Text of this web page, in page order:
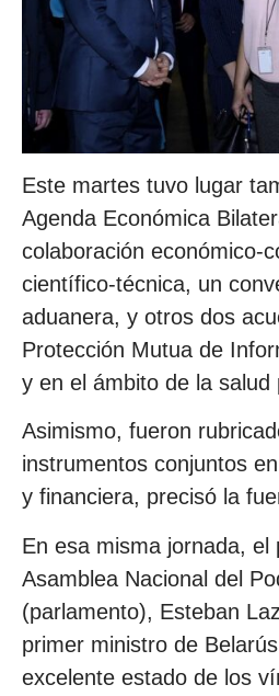
Este martes tuvo lugar
Agenda Económica
colaboración económico-
científico-técnica, un
aduanera, y otros dos
Protección Mutua de
y en el ámbito de la salud
Asimismo, fueron
instrumentos conjuntos
y financiera, precisó la
En esa misma jornada, el
Asamblea Nacional del
(parlamento), Esteban
primer ministro de
excelente estado de los